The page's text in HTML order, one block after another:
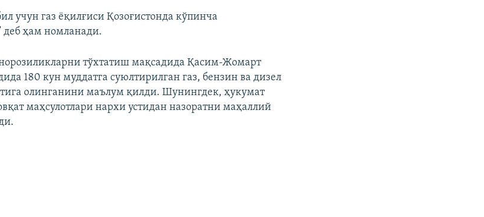
учун газ ёқилғиси Қозоғистонда кўпинча
деб ҳам номланади.
тўхтатиш мақсадида Қасим-Жомарт
180 кун муддатга суюлтирилган газ, бензин ва дизел
олинганини маълум қилди. Шунингдек, ҳукумат
маҳсулотлари нархи устидан назоратни маҳаллий